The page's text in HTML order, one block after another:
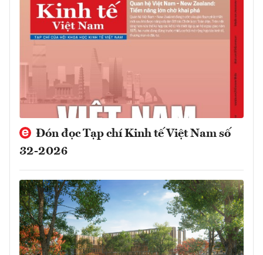
Đón đọc Tạp chí Kinh tế Việt Nam số
32-2026